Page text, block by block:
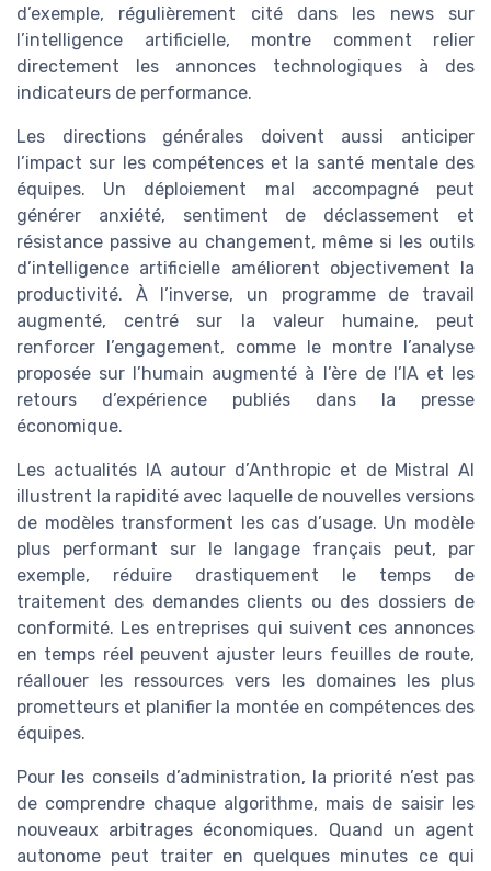
d’exemple, régulièrement cité dans les news sur
l’intelligence artificielle, montre comment relier
directement les annonces technologiques à des
indicateurs de performance.
Les directions générales doivent aussi anticiper
l’impact sur les compétences et la santé mentale des
équipes. Un déploiement mal accompagné peut
générer anxiété, sentiment de déclassement et
résistance passive au changement, même si les outils
d’intelligence artificielle améliorent objectivement la
productivité. À l’inverse, un programme de travail
augmenté, centré sur la valeur humaine, peut
renforcer l’engagement, comme le montre l’analyse
proposée sur l’humain augmenté à l’ère de l’IA et les
retours d’expérience publiés dans la presse
économique.
Les actualités IA autour d’Anthropic et de Mistral AI
illustrent la rapidité avec laquelle de nouvelles versions
de modèles transforment les cas d’usage. Un modèle
plus performant sur le langage français peut, par
exemple, réduire drastiquement le temps de
traitement des demandes clients ou des dossiers de
conformité. Les entreprises qui suivent ces annonces
en temps réel peuvent ajuster leurs feuilles de route,
réallouer les ressources vers les domaines les plus
prometteurs et planifier la montée en compétences des
équipes.
Pour les conseils d’administration, la priorité n’est pas
de comprendre chaque algorithme, mais de saisir les
nouveaux arbitrages économiques. Quand un agent
autonome peut traiter en quelques minutes ce qui